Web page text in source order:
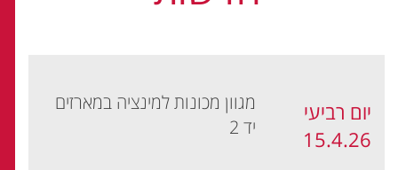
יום רביעי
15.4.26
מגוון מכונות למינציה במארזים
יד 2